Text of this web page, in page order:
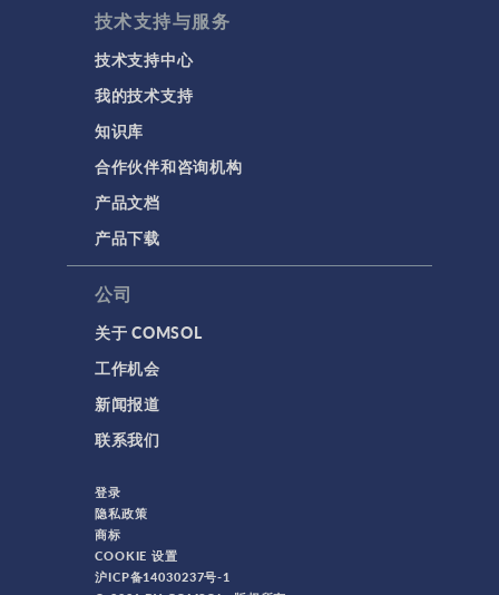
技术支持与服务
技术支持中心
我的技术支持
知识库
合作伙伴和咨询机构
产品文档
产品下载
公司
关于 COMSOL
工作机会
新闻报道
联系我们
登录
隐私政策
商标
COOKIE 设置
沪ICP备14030237号-1